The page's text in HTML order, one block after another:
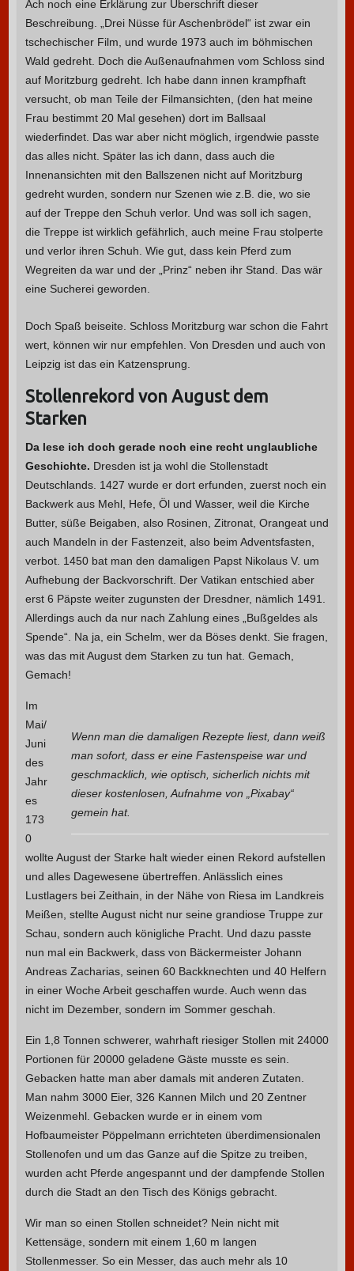
Ach noch eine Erklärung zur Überschrift dieser
Beschreibung. „Drei Nüsse für Aschenbrödel“ ist zwar ein
tschechischer Film, und wurde 1973 auch im böhmischen
Wald gedreht. Doch die Außenaufnahmen vom Schloss sind
auf Moritzburg gedreht. Ich habe dann innen krampfhaft
versucht, ob man Teile der Filmansichten, (den hat meine
Frau bestimmt 20 Mal gesehen) dort im Ballsaal
wiederfindet. Das war aber nicht möglich, irgendwie passte
das alles nicht. Später las ich dann, dass auch die
Innenansichten mit den Ballszenen nicht auf Moritzburg
gedreht wurden, sondern nur Szenen wie z.B. die, wo sie
auf der Treppe den Schuh verlor. Und was soll ich sagen,
die Treppe ist wirklich gefährlich, auch meine Frau stolperte
und verlor ihren Schuh. Wie gut, dass kein Pferd zum
Wegreiten da war und der „Prinz“ neben ihr Stand. Das wär
eine Sucherei geworden.
Doch Spaß beiseite. Schloss Moritzburg war schon die Fahrt
wert, können wir nur empfehlen. Von Dresden und auch von
Leipzig ist das ein Katzensprung.
Stollenrekord von August dem
Starken
Da lese ich doch gerade noch eine recht unglaubliche
Geschichte. Dresden ist ja wohl die Stollenstadt
Deutschlands. 1427 wurde er dort erfunden, zuerst noch ein
Backwerk aus Mehl, Hefe, Öl und Wasser, weil die Kirche
Butter, süße Beigaben, also Rosinen, Zitronat, Orangeat und
auch Mandeln in der Fastenzeit, also beim Adventsfasten,
verbot. 1450 bat man den damaligen Papst Nikolaus V. um
Aufhebung der Backvorschrift. Der Vatikan entschied aber
erst 6 Päpste weiter zugunsten der Dresdner, nämlich 1491.
Allerdings auch da nur nach Zahlung eines „Bußgeldes als
Spende“. Na ja, ein Schelm, wer da Böses denkt. Sie fragen,
was das mit August dem Starken zu tun hat. Gemach,
Gemach!
Wenn man die damaligen Rezepte liest, dann weiß
man sofort, dass er eine Fastenspeise war und
geschmacklich, wie optisch, sicherlich nichts mit
dieser kostenlosen, Aufnahme von „Pixabay“
gemein hat.
Im
Mai/
Juni
des
Jahr
es
173
0
wollte August der Starke halt wieder einen Rekord aufstellen
und alles Dagewesene übertreffen. Anlässlich eines
Lustlagers bei Zeithain, in der Nähe von Riesa im Landkreis
Meißen, stellte August nicht nur seine grandiose Truppe zur
Schau, sondern auch königliche Pracht. Und dazu passte
nun mal ein Backwerk, dass von Bäckermeister Johann
Andreas Zacharias, seinen 60 Backknechten und 40 Helfern
in einer Woche Arbeit geschaffen wurde. Auch wenn das
nicht im Dezember, sondern im Sommer geschah.
Ein 1,8 Tonnen schwerer, wahrhaft riesiger Stollen mit 24000
Portionen für 20000 geladene Gäste musste es sein.
Gebacken hatte man aber damals mit anderen Zutaten.
Man nahm 3000 Eier, 326 Kannen Milch und 20 Zentner
Weizenmehl. Gebacken wurde er in einem vom
Hofbaumeister Pöppelmann errichteten überdimensionalen
Stollenofen und um das Ganze auf die Spitze zu treiben,
wurden acht Pferde angespannt und der dampfende Stollen
durch die Stadt an den Tisch des Königs gebracht.
Wir man so einen Stollen schneidet? Nein nicht mit
Kettensäge, sondern mit einem 1,60 m langen
Stollenmesser. So ein Messer, das auch mehr als 10